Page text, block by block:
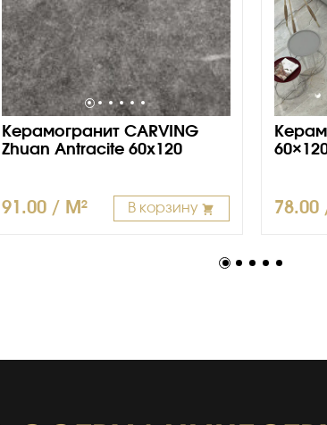
Керамогранит CARVING
Zhuan Antracite 60х120
91.00 / M² В корзину 78.00